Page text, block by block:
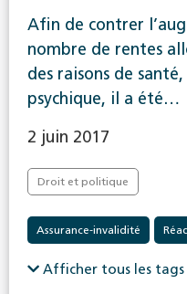
Afin de contrer
nombre de rentes
des raisons de
psychique, il a été…
2 juin 2017
Droit et politique
Assurance-invalidité
Afficher tous les tags